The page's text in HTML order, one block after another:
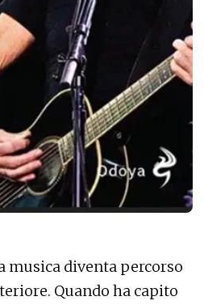
musica diventa percorso
Quando ha capito